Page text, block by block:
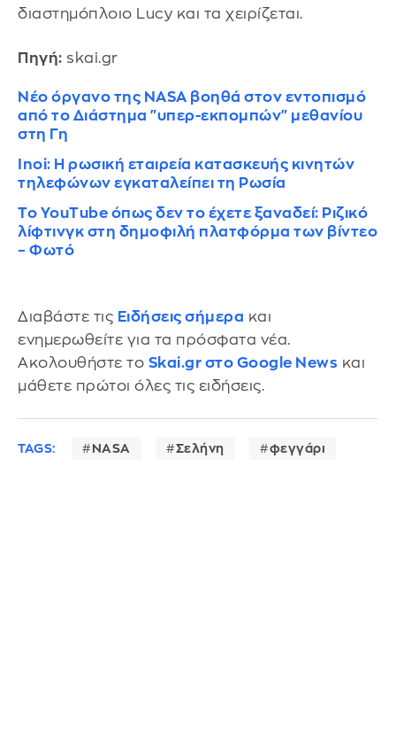
διαστημόπλοιο Lucy και τα χειρίζεται.
Πηγή: skai.gr
Νέο όργανο της NASA βοηθά στον εντοπισμό
από το Διάστημα "υπερ-εκπομπών" μεθανίου
στη Γη
Inoi: Η ρωσική εταιρεία κατασκευής κινητών
τηλεφώνων εγκαταλείπει τη Ρωσία
Το YouTube όπως δεν το έχετε ξαναδεί: Ριζικό
λίφτινγκ στη δημοφιλή πλατφόρμα των βίντεο
– Φωτό
Διαβάστε τις Ειδήσεις σήμερα και
ενημερωθείτε για τα πρόσφατα νέα.
Ακολουθήστε το Skai.gr στο Google News και
μάθετε πρώτοι όλες τις ειδήσεις.
TAGS: NASA Σελήνη φεγγάρι